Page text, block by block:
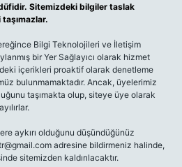
Sitemizdeki bilgiler taslak
Bilgi Teknolojileri ve İletişim
bir Yer Sağlayıcı olarak hizmet
içerikleri proaktif olarak denetleme
bulunmamaktadır. Ancak, üyelerimiz
taşımakta olup, siteye üye olarak
aykırı olduğunu düşündüğünüz
adresine bildirmeniz halinde,
sitemizden kaldırılacaktır.